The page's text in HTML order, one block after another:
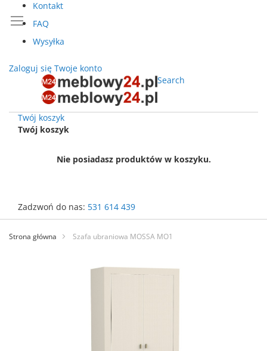
Kontakt
FAQ
Wysyłka
Zaloguj się Twoje konto
Search
Twój koszyk
Twój koszyk
Nie posiadasz produktów w koszyku.
Zadzwoń do nas: 531 614 439
Przejdź
treści
Strona główna Szafa ubraniowa MOSSA MO1